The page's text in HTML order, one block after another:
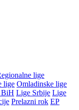
lige
lige Omladinske lige
BiH Lige Srbije Lige
Prelazni rok EP